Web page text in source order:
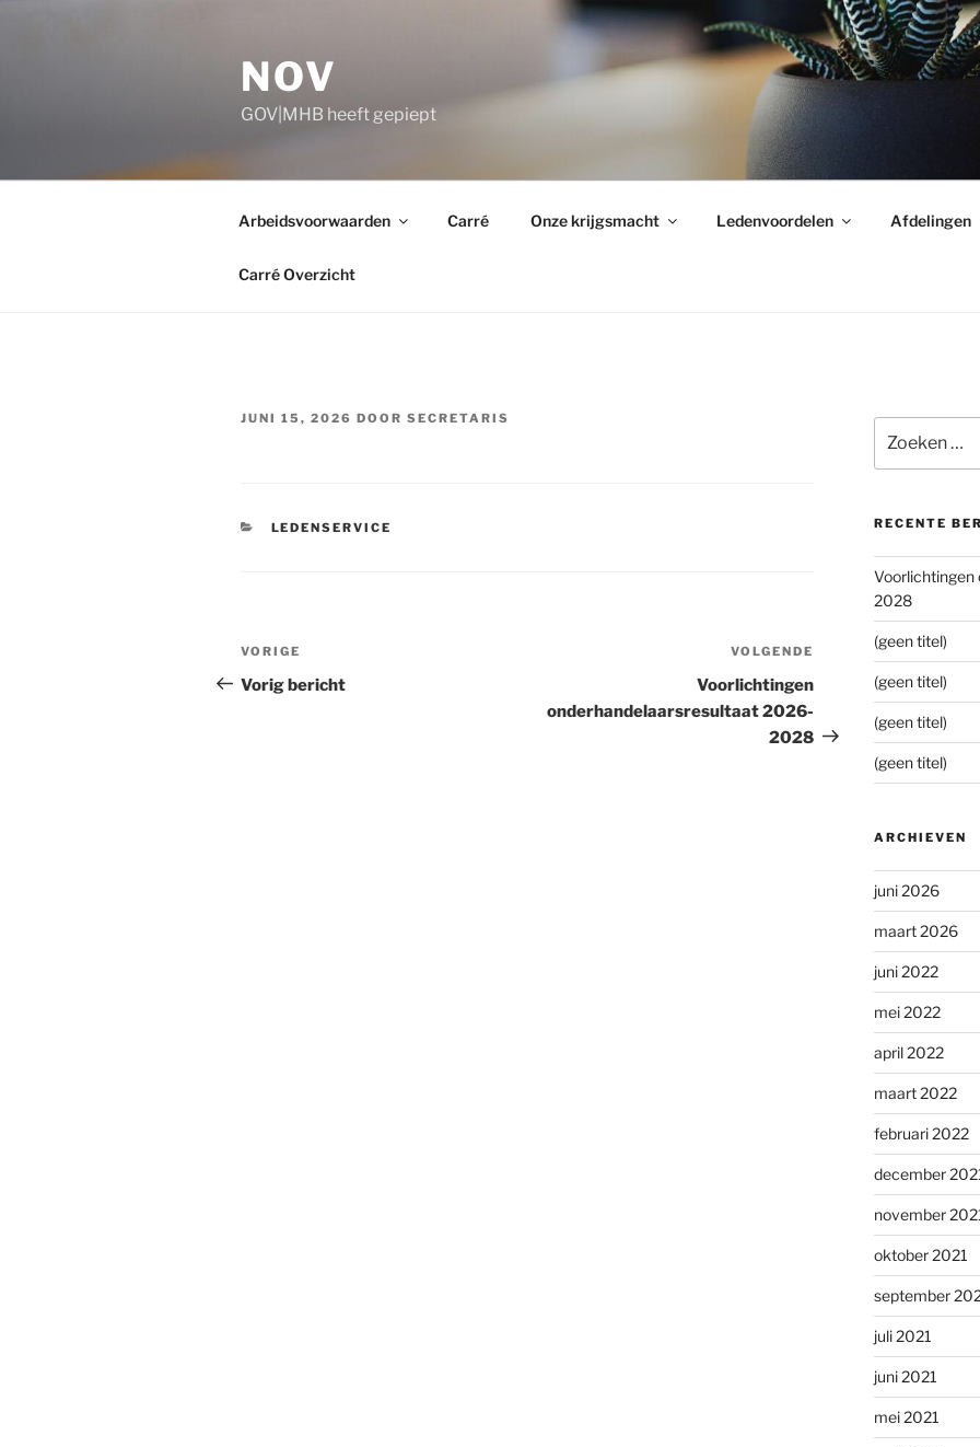
NOV
GOV|MHB heeft gepiept
Arbeidsvoorwaarden Carré Onze krijgsmacht Ledenvoordelen Afdelingen
Carré Overzicht
GEPLAATST
JUNI 15, 2026 DOOR SECRETARIS
CATEGORIEËN
LEDENSERVICE
Bericht
navigatie
Vorig
bericht
VORIGE
Vorig bericht
Volgend
bericht
VOLGENDE
Voorlichtingen
onderhandelaarsresultaat 2026-
2028
naar:
RECENTE
Voorlichtingen
2028
(geen titel)
(geen titel)
(geen titel)
(geen titel)
ARCHIEVEN
juni 2026
maart 2026
juni 2022
mei 2022
april 2022
maart 2022
februari 2022
december
november
oktober 2021
september
juli 2021
juni 2021
mei 2021